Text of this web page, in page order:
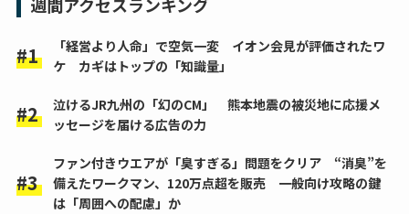
週間アクセスランキング
「経営より人命」で空気一変 イオン会見が評価されたワ
ケ カギはトップの「知識量」
泣けるJR九州の「幻のCM」 熊本地震の被災地に応援メ
ッセージを届ける広告の力
ファン付きウエアが「臭すぎる」問題をクリア “消臭”を
備えたワークマン、120万点超を販売 一般向け攻略の鍵
は「周囲への配慮」か